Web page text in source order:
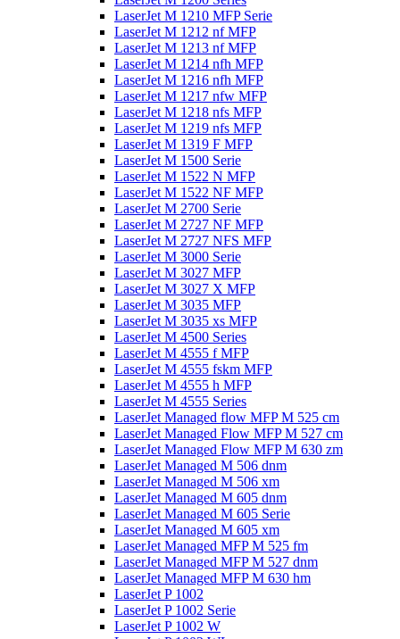
LaserJet M 1210 MFP Serie
LaserJet M 1212 nf MFP
LaserJet M 1213 nf MFP
LaserJet M 1214 nfh MFP
LaserJet M 1216 nfh MFP
LaserJet M 1217 nfw MFP
LaserJet M 1218 nfs MFP
LaserJet M 1219 nfs MFP
LaserJet M 1319 F MFP
LaserJet M 1500 Serie
LaserJet M 1522 N MFP
LaserJet M 1522 NF MFP
LaserJet M 2700 Serie
LaserJet M 2727 NF MFP
LaserJet M 2727 NFS MFP
LaserJet M 3000 Serie
LaserJet M 3027 MFP
LaserJet M 3027 X MFP
LaserJet M 3035 MFP
LaserJet M 3035 xs MFP
LaserJet M 4500 Series
LaserJet M 4555 f MFP
LaserJet M 4555 fskm MFP
LaserJet M 4555 h MFP
LaserJet M 4555 Series
LaserJet Managed flow MFP M 525 cm
LaserJet Managed Flow MFP M 527 cm
LaserJet Managed Flow MFP M 630 zm
LaserJet Managed M 506 dnm
LaserJet Managed M 506 xm
LaserJet Managed M 605 dnm
LaserJet Managed M 605 Serie
LaserJet Managed M 605 xm
LaserJet Managed MFP M 525 fm
LaserJet Managed MFP M 527 dnm
LaserJet Managed MFP M 630 hm
LaserJet P 1002
LaserJet P 1002 Serie
LaserJet P 1002 W